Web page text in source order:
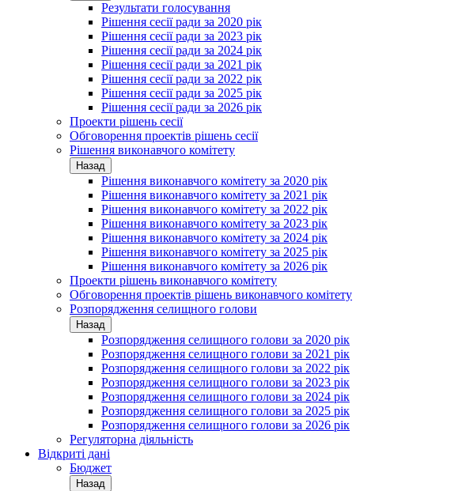
Результати голосування
Рішення сесії ради за 2020 рік
Рішення сесії ради за 2023 рік
Рішення сесії ради за 2024 рік
Рішення сесії ради за 2021 рік
Рішення сесії ради за 2022 рік
Рішення сесії ради за 2025 рік
Рішення сесії ради за 2026 рік
Проекти рішень сесії
Обговорення проектів рішень сесії
Рішення виконавчого комітету
Назад
Рішення виконавчого комітету за 2020 рік
Рішення виконавчого комітету за 2021 рік
Рішення виконавчого комітету за 2022 рік
Рішення виконавчого комітету за 2023 рік
Рішення виконавчого комітету за 2024 рік
Рішення виконавчого комітету за 2025 рік
Рішення виконавчого комітету за 2026 рік
Проекти рішень виконавчого комітету
Обговорення проектів рішень виконавчого комітету
Розпорядження селищного голови
Назад
Розпорядження селищного голови за 2020 рік
Розпорядження селищного голови за 2021 рік
Розпорядження селищного голови за 2022 рік
Розпорядження селищного голови за 2023 рік
Розпорядження селищного голови за 2024 рік
Розпорядження селищного голови за 2025 рік
Розпорядження селищного голови за 2026 рік
Регуляторна діяльність
Відкриті дані
Бюджет
Назад